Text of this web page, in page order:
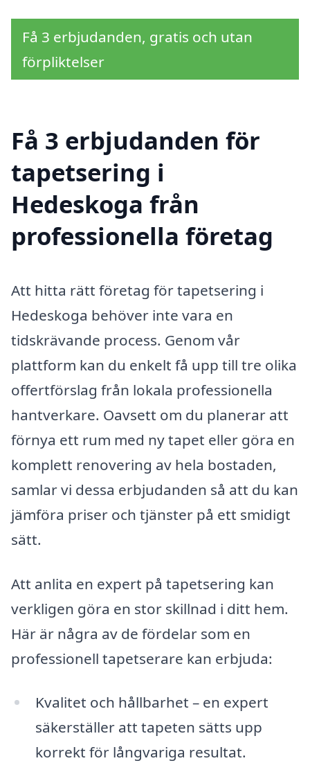
Få 3 erbjudanden, gratis och utan
förpliktelser
Få 3 erbjudanden för
tapetsering i
Hedeskoga från
professionella företag
Att hitta rätt företag för tapetsering i
Hedeskoga behöver inte vara en
tidskrävande process. Genom vår
plattform kan du enkelt få upp till tre olika
offertförslag från lokala professionella
hantverkare. Oavsett om du planerar att
förnya ett rum med ny tapet eller göra en
komplett renovering av hela bostaden,
samlar vi dessa erbjudanden så att du kan
jämföra priser och tjänster på ett smidigt
sätt.
Att anlita en expert på tapetsering kan
verkligen göra en stor skillnad i ditt hem.
Här är några av de fördelar som en
professionell tapetserare kan erbjuda:
Kvalitet och hållbarhet – en expert
säkerställer att tapeten sätts upp
korrekt för långvariga resultat.